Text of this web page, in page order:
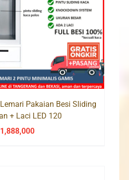
Pakaian Besi Sliding
+ Laci LED 120
1,888,000Current